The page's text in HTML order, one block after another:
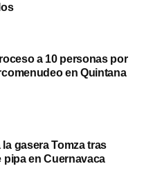
a 10 personas por
en Quintana
la gasera Tomza tras
pipa en Cuernavaca